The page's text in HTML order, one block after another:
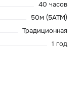
40 часов
50м (5ATM)
Традиционная
1 год